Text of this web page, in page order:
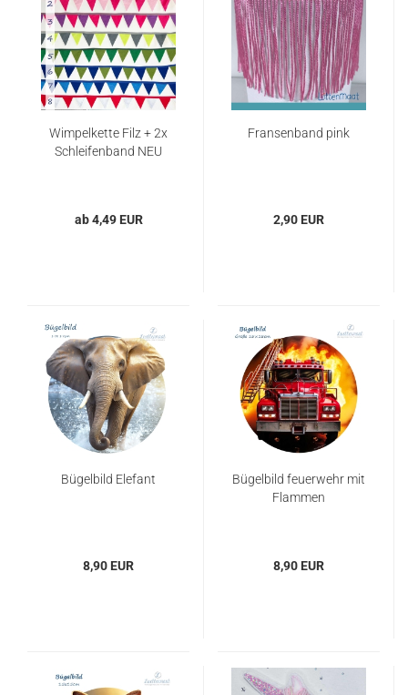
Wimpelkette Filz + 2x
Schleifenband NEU
ab 4,49 EUR
Fransenband pink
2,90 EUR
Bügelbild Elefant
8,90 EUR
Bügelbild feuerwehr mit
Flammen
8,90 EUR